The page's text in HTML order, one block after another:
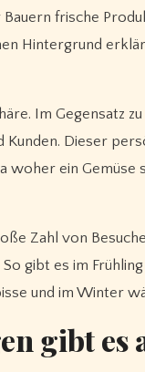
frische
Hintergrund
Im Gegensatz
Dieser
woher ein Gemüse
Zahl von
gibt es im
und im Winter
gibt es